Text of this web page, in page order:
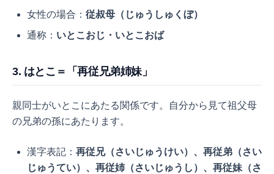
女性の場合： 従叔母（じゅうしゅくぼ）
通称： いとこおじ・いとこおば
3. はとこ＝「再従兄弟姉妹」
親同士がいとこにあたる関係です。自分から見て祖父母
の兄弟の孫にあたります。
漢字表記： 再従兄（さいじゅうけい）、再従弟（さい
じゅうてい）、再従姉（さいじゅうし）、再従妹（さ